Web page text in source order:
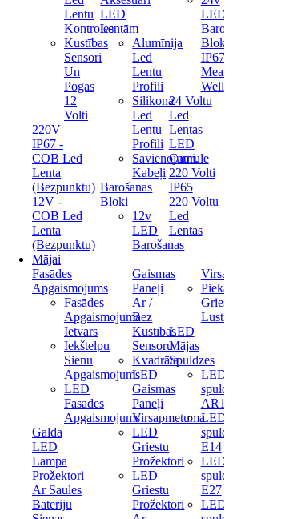
Lentu
Kontroles
Kustības
Sensori
Un
Pogas
12
Volti
220V
IP67 -
COB Led
Lenta
(Bezpunktu)
12V -
COB Led
Lenta
(Bezpunktu)
LED
Lentām
Alumīnija
Led
Lentu
Profili
Silikona
Led
Lentu
Profili
Savienojumi,
Kabeļi
Barošanas
Bloki
12v
LED
Barošanas
LED
Barošanas
Bloks
IP67
Mean
Well
24 Voltu
Led
Lentas
LED
Caurule
220 Volti
IP65
220 Voltu
Led
Lentas
Mājai
Fasādes
Apgaismojums
Fasādes
Apgaismojuma
Ietvars
Iekštelpu
Sienu
Apgaismojums
LED
Fasādes
Apgaismojums
Galda
LED
Lampa
Prožektori
Ar Saules
Bateriju
Gaismas
Paneļi
Ar /
Bez
Kustības
Sensoru
Kvadrāta
LED
Gaismas
Paneļi
Virsapmetuma
LED
Griestu
Prožektori
LED
Griestu
Prožektori
Virsapmetuma
Piekaramas
Griestu
Lustras
LED
Mājas
Spuldzes
LED
spuldze
AR111
LED
spuldze
E14
LED
spuldze
E27
LED